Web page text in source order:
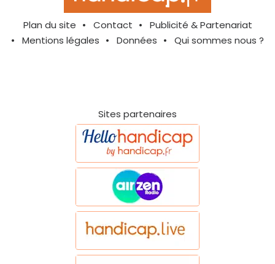
Plan du site Contact
Publicité & Partenariat
Mentions légales
Données Qui sommes nous ?
Sites partenaires